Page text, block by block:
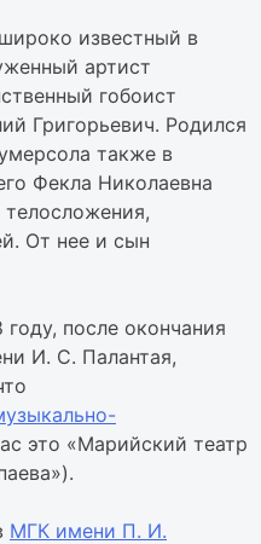
известный в
артист
гобоист
Григорьевич. Родился
также в
Фекла Николаевна
телосложения,
От нее и сын
после окончания
И. С. Палантая,
это «Марийский театр
МГК имени П. И.